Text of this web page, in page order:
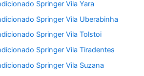
Springer Vila Yara
Springer Vila Uberabinha
Springer Vila Tolstoi
Springer Vila Tiradentes
Springer Vila Suzana